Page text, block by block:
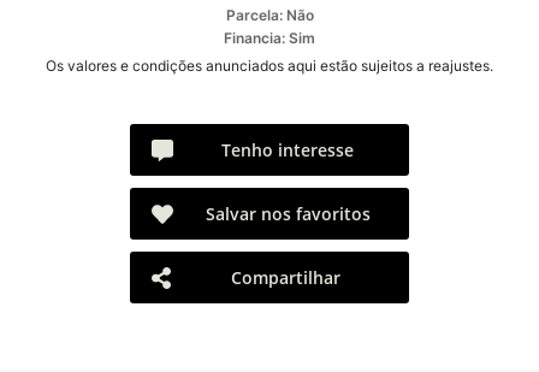
Parcela: Não
Financia: Sim
Os valores e condições anunciados aqui estão sujeitos a reajustes.
Tenho interesse
Salvar nos favoritos
Compartilhar